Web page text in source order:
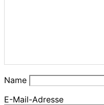
Name
E-Mail-Adresse